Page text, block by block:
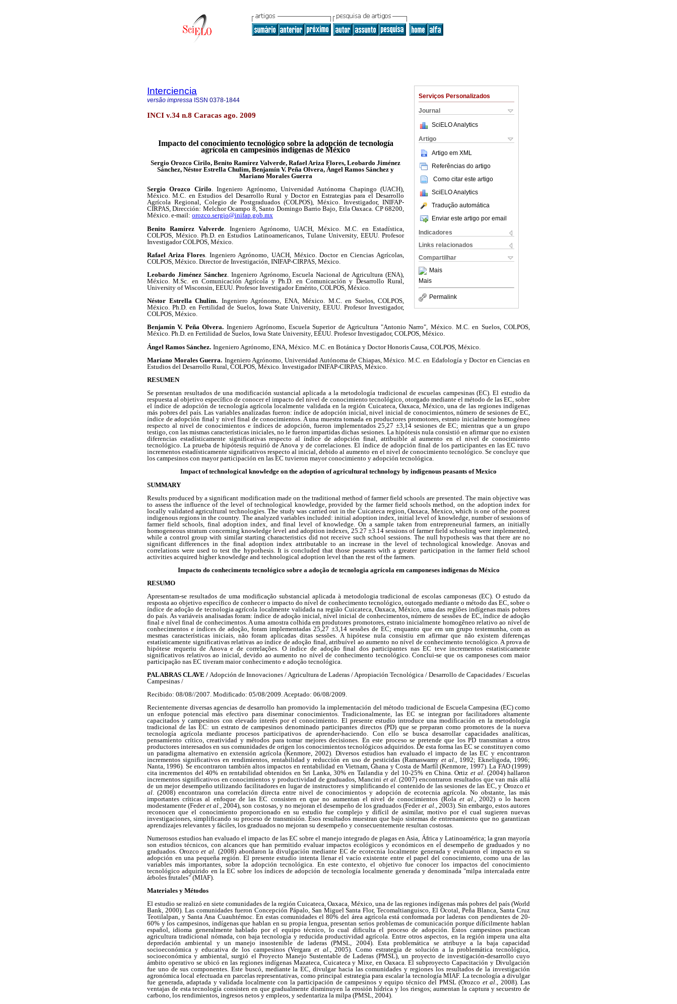
Serviços Personalizados
Journal
SciELO Analytics
Artigo
Artigo em XML
Referências do artigo
Como citar este artigo
SciELO Analytics
Tradução automática
Enviar este artigo por email
Indicadores
Links relacionados
Compartilhar
Mais
Mais
Permalink
Interciencia
versão impressa ISSN 0378-1844
INCI v.34 n.8 Caracas ago. 2009
Impacto del conocimiento tecnológico sobre la adopción de tecnología
agrícola en campesinos indígenas de México
Sergio Orozco Cirilo, Benito Ramírez Valverde, Rafael Ariza Flores, Leobardo Jiménez
Sánchez, Néstor Estrella Chulim, Benjamín V. Peña Olvera, Ángel Ramos Sánchez y
Mariano Morales Guerra
Sergio Orozco Cirilo. Ingeniero Agrónomo, Universidad Autónoma Chapingo (UACH),
México. M.C. en Estudios del Desarrollo Rural y Doctor en Estrategias para el Desarrollo
Agrícola Regional, Colegio de Postgraduados (COLPOS), México. Investigador, INIFAP-
CIRPAS, Dirección: Melchor Ocampo 8, Santo Domingo Barrio Bajo, Etla Oaxaca. CP 68200,
México. e-mail: orozco.sergio@inifap.gob.mx
Benito Ramírez Valverde . Ingeniero Agrónomo, UACH, México. M.C. en Estadística,
COLPOS, México. Ph.D. en Estudios Latinoamericanos, Tulane University, EEUU. Profesor
Investigador COLPOS, México.
Rafael Ariza Flores Ingeniero Agrónomo, UACH, México. Doctor en Ciencias Agrícolas,
COLPOS, México. Director de Investigación, INIFAP-CIRPAS, México.
Leobardo Jiménez Sánchez. Ingeniero Agrónomo, Escuela Nacional de Agricultura (ENA),
México. M.Sc. en Comunicación Agrícola y Ph.D. en Comunicación y Desarrollo Rural,
University of Wisconsin, EEUU. Profesor Investigador Emérito, COLPOS, México.
Néstor Estrella Chulim. Ingeniero Agrónomo, ENA, México. M.C. en Suelos, COLPOS,
México. Ph.D. en Fertilidad de Suelos, Iowa State University, EEUU. Profesor Investigador,
COLPOS, México.
Benjamín V. Peña Olvera. Ingeniero Agrónomo, Escuela Superior de Agricultura "Antonio Narro", México. M.C. en Suelos, COLPOS,
México. Ph.D. en Fertilidad de Suelos, Iowa State University, EEUU. Profesor Investigador, COLPOS, México.
Ángel Ramos Sánchez. Ingeniero Agrónomo, ENA, México. M.C. en Botánica y Doctor Honoris Causa, COLPOS, México.
Mariano Morales Guerra. Ingeniero Agrónomo, Universidad Autónoma de Chiapas, México. M.C. en Edafología y Doctor en Ciencias en
Estudios del Desarrollo Rural, COLPOS, México. Investigador INIFAP-CIRPAS, México.
RESUMEN
Se presentan resultados de una modificación sustancial aplicada a la metodología tradicional de escuelas campesinas (EC). El estudio da
respuesta al objetivo específico de conocer el impacto del nivel de conocimiento tecnológico, otorgado mediante el método de las EC, sobre
el índice de adopción de tecnología agrícola localmente validada en la región Cuicateca, Oaxaca, México, una de las regiones indígenas
más pobres del país. Las variables analizadas fueron: índice de adopción inicial, nivel inicial de conocimientos, número de sesiones de EC,
índice de adopción final y nivel final de conocimientos. A una muestra tomada en productores promotores, estrato inicialmente homogéneo
respecto al nivel de conocimientos e índices de adopción, fueron implementados 25,27 ±3,14 sesiones de EC; mientras que a un grupo
testigo, con las mismas características iniciales, no le fueron impartidas dichas sesiones. La hipótesis nula consistió en afirmar que no existen
diferencias estadísticamente significativas respecto al índice de adopción final, atribuible al aumento en el nivel de conocimiento
tecnológico. La prueba de hipótesis requirió de Anova y de correlaciones. El índice de adopción final de los participantes en las EC tuvo
incrementos estadísticamente significativos respecto al inicial, debido al aumento en el nivel de conocimiento tecnológico. Se concluye que
los campesinos con mayor participación en las EC tuvieron mayor conocimiento y adopción tecnológica.
Impact of technological knowledge on the adoption of agricultural technology by indigenous peasants of Mexico
SUMMARY
Results produced by a significant modification made on the traditional method of farmer field schools are presented. The main objective was
to assess the influence of the level of technological knowledge, provided by the farmer field schools method, on the adoption index for
locally validated agricultural technologies. The study was carried out in the Cuicateca region, Oaxaca, Mexico, which is one of the poorest
indigenous regions in the country. The analyzed variables included: initial adoption index, initial level of knowledge, number of sessions of
farmer field schools, final adoption index, and final level of knowledge. On a sample taken from entrepreneurial farmers, an initially
homogeneous stratum concerning knowledge level and adoption indexes, 25.27 ±3.14 sessions of farmer field schooling were implemented,
while a control group with similar starting characteristics did not receive such school sessions. The null hypothesis was that there are no
significant differences in the final adoption index attributable to an increase in the level of technological knowledge. Anovas and
correlations were used to test the hypothesis. It is concluded that those peasants with a greater participation in the farmer field school
activities acquired higher knowledge and technological adoption level than the rest of the farmers.
Impacto do conhecimento tecnológico sobre a adoção de tecnologia agrícola em camponeses indígenas do México
RESUMO
Apresentam-se resultados de uma modificação substancial aplicada à metodologia tradicional de escolas camponesas (EC). O estudo da
resposta ao objetivo específico de conhecer o impacto do nível de conhecimento tecnológico, outorgado mediante o método das EC, sobre o
índice de adoção de tecnologia agrícola localmente validada na região Cuicateca, Oaxaca, México, uma das regiões indígenas mais pobres
do país. As variáveis analisadas foram: índice de adoção inicial, nível inicial de conhecimentos, número de sessões de EC, índice de adoção
final e nível final de conhecimentos. A uma amostra colhida em produtores promotores, estrato inicialmente homogêneo relativo ao nível de
conhecimentos e índices de adoção, foram implementadas 25,27 ±3,14 sessões de EC; enquanto que em um grupo testemunha, com as
mesmas características iniciais, não foram aplicadas ditas sessões. A hipótese nula consistiu em afirmar que não existem diferenças
estatísticamente significativas relativas ao índice de adoção final, atribuível ao aumento no nível de conhecimento tecnológico. A prova de
hipótese requeriu de Anova e de correlações. O índice de adoção final dos participantes nas EC teve incrementos estatisticamente
significativos relativos ao inicial, devido ao aumento no nível de conhecimento tecnológico. Conclui-se que os camponeses com maior
participação nas EC tiveram maior conhecimento e adoção tecnológica.
PALABRAS CLAVE / Adopción de Innovaciones / Agricultura de Laderas / Apropiación Tecnológica / Desarrollo de Capacidades / Escuelas
Campesinas /
Recibido: 08/08//2007. Modificado: 05/08/2009. Aceptado: 06/08/2009.
Recientemente diversas agencias de desarrollo han promovido la implementación del método tradicional de Escuela Campesina (EC) como
un enfoque potencial más efectivo para diseminar conocimientos. Tradicionalmente, las EC se integran por facilitadores altamente
capacitados y campesinos con elevado interés por el conocimiento. El presente estudio introduce una modificación en la metodología
tradicional de las EC: un estrato de campesinos denominado participantes directos (PD) que se preparan como promotores de la nueva
tecnología agrícola mediante procesos participativos de aprender-haciendo. Con ello se busca desarrollar capacidades analíticas,
pensamiento crítico, creatividad y métodos para tomar mejores decisiones. En este proceso se pretende que los PD transmitan a otros
productores interesados en sus comunidades de origen los conocimientos tecnológicos adquiridos. De esta forma las EC se constituyen como
un paradigma alternativo en extensión agrícola (Kenmore, 2002). Diversos estudios han evaluado el impacto de las EC y encontraron
incrementos significativos en rendimientos, rentabilidad y reducción en uso de pesticidas (Ramaswamy et al.
, 1992; Ekneligoda, 1996;
Nanta, 1996). Se encontraron también altos impactos en rentabilidad en Vietnam, Ghana y Costa de Marfil (Kenmore, 1997). La FAO (1999)
cita incrementos del 40% en rentabilidad obtenidos en Sri Lanka, 30% en Tailandia y del 10-25% en China. Ortiz et al . (2004) hallaron
incrementos significativos en conocimientos y productividad de graduados, Mancini et al. (2007) encontraron resultados que van más allá
de un mejor desempeño utilizando facilitadores en lugar de instructores y simplificando el contenido de las sesiones de las EC, y Orozco et
al . (2008) encontraron una correlación directa entre nivel de conocimientos y adopción de ecotecnia agrícola. No obstante, las más
importantes críticas al enfoque de las EC consisten en que no aumentan el nivel de conocimientos (Rola et al.
, 2002) o lo hacen
modestamente (Federet al. , 2004), son costosas, y no mejoran el desempeño de los graduados (Federet al. , 2003). Sin embargo, estos autores
reconocen que el conocimiento proporcionado en su estudio fue complejo y difícil de asimilar, motivo por el cual sugieren nuevas
investigaciones, simplificando su proceso de transmisión. Esos resultados muestran que bajo sistemas de entrenamiento que no garantizan
aprendizajes relevantes y fáciles, los graduados no mejoran su desempeño y consecuentemente resultan costosas.
Numerosos estudios han evaluado el impacto de las EC sobre el manejo integrado de plagas en Asia, África y Latinoamérica; la gran mayoría
son estudios técnicos, con alcances que han permitido evaluar impactos ecológicos y económicos en el desempeño de graduados y no
graduados. Orozcoet al. (2008) abordaron la divulgación mediante EC de ecotecnia localmente generada y evaluaron el impacto en su
adopción en una pequeña región. El presente estudio intenta llenar el vacío existente entre el papel del conocimiento, como una de las
variables más importantes, sobre la adopción tecnológica. En este contexto, el objetivo fue conocer los impactos del conocimiento
tecnológico adquirido en la EC sobre los índices de adopción de tecnología localmente generada y denominada "milpa intercalada entre
árboles frutales" (MIAF).
Materiales y Métodos
El estudio se realizó en siete comunidades de la región Cuicateca, Oaxaca, México, una de las regiones indígenas más pobres del país (World
Bank, 2000). Las comunidades fueron Concepción Pápalo, San Miguel Santa Flor, Tecomaltianguisco, El Ocotal, Peña Blanca, Santa Cruz
Teotilalpan, y Santa Ana Cuauhtémoc. En estas comunidades el 80% del área agrícola está conformada por laderas con pendientes de 20-
60% y los campesinos, indígenas que hablan en su propia lengua, presentan serios problemas de comunicación porque difícilmente hablan
español, idioma generalmente hablado por el equipo técnico, lo cual dificulta el proceso de adopción. Estos campesinos practican
agricultura tradicional nómada, con baja tecnología y reducida productividad agrícola. Entre otros aspectos, en la región impera una alta
depredación ambiental y un manejo insostenible de laderas (PMSL, 2004). Esta problemática se atribuye a la baja capacidad
socioeconómica y educativa de los campesinos (Vergara et al., 2005). Como estrategia de solución a la problemática tecnológica,
socioeconómica y ambiental, surgió el Proyecto Manejo Sustentable de Laderas (PMSL), un proyecto de investigación-desarrollo cuyo
ámbito operativo se ubicó en las regiones indígenas Mazateca, Cuicateca y Mixe, en Oaxaca. El subproyecto Capacitación y Divulgación
fue uno de sus componentes. Este buscó, mediante la EC, divulgar hacia las comunidades y regiones los resultados de la investigación
agronómica local efectuada en parcelas representativas, como principal estrategia para escalar la tecnología MIAF. La tecnología a divulgar
fue generada, adaptada y validada localmente con la participación de campesinos y equipo técnico del PMSL (Orozco et al., 2008). Las
ventajas de esta tecnología consisten en que gradualmente disminuyen la erosión hídrica y los riesgos; aumentan la captura y secuestro de
carbono, los rendimientos, ingresos netos y empleos, y sedentariza la milpa (PMSL, 2004).